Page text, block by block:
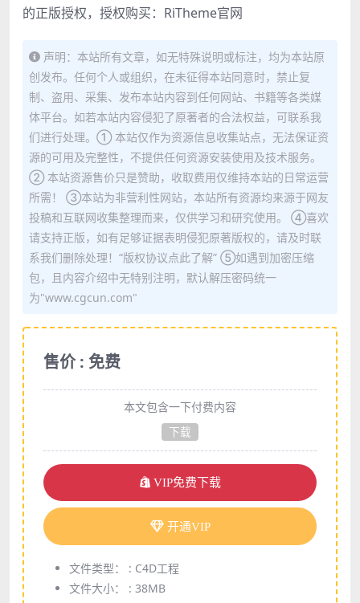
的正版授权，授权购买： RiTheme官网
声明：本站所有文章，如无特殊说明或标注，均为本站原
创发布。任何个人或组织，在未征得本站同意时，禁止复
制、盗用、采集、发布本站内容到任何网站、书籍等各类媒
体平台。如若本站内容侵犯了原著者的合法权益，可联系我
们进行处理。① 本站仅作为资源信息收集站点，无法保证资
源的可用及完整性，不提供任何资源安装使用及技术服务。
② 本站资源售价只是赞助，收取费用仅维持本站的日常运营
所需！ ③本站为非营利性网站，本站所有资源均来源于网友
投稿和互联网收集整理而来，仅供学习和研究使用。 ④喜欢
请支持正版，如有足够证据表明侵犯原著版权的，请及时联
系我们删除处理！“版权协议点此了解” ⑤如遇到加密压缩
包，且内容介绍中无特别注明，默认解压密码统一
为"www.cgcun.com"
售价 : 免费
本文包含一下付费内容
下载
VIP免费下载
开通VIP
文件类型： : C4D工程
文件大小： : 38MB